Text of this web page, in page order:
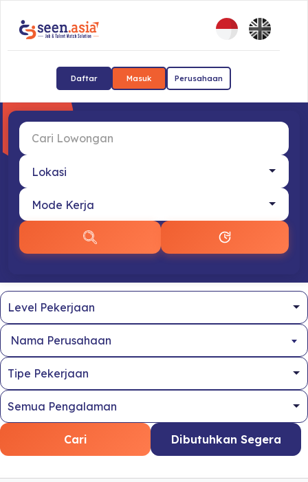
Daftar Masuk Perusahaan
Nama Perusahaan
Cari Dibutuhkan Segera